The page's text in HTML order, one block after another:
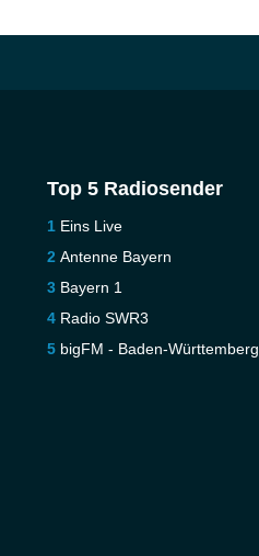
Top 5 Radiosender
Eins Live
Antenne Bayern
Bayern 1
Radio SWR3
bigFM - Baden-Württemberg